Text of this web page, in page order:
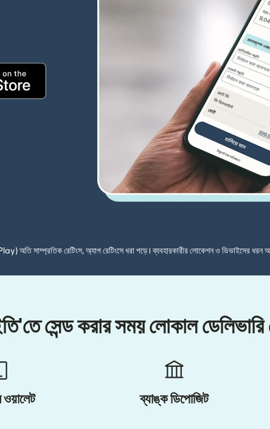
সাম্প্রতিক রেটিংস, অ্যাপ রেটিংসে ধরা পড়ে। ব্যবহারকারীর লোকেশন ও ডিভাইসের ধরন
সেন্ড করার সময় লোকাল
ব্যাঙ্ক ডিপোজিট